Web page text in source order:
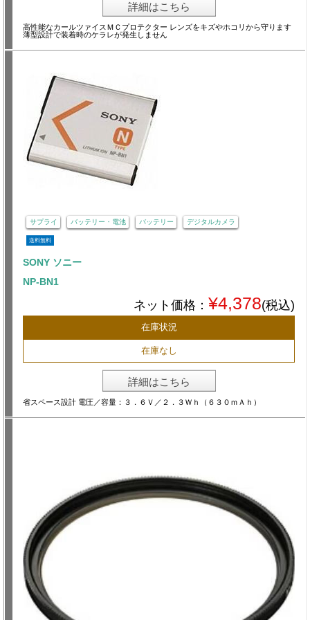
詳細はこちら
高性能なカールツァイスＭＣプロテクター レンズをキズやホコリから守ります
薄型設計で装着時のケラレが発生しません
サプライ バッテリー・電池 バッテリー デジタルカメラ
送料無料
SONY ソニー
NP-BN1
ネット価格： ¥4,378(税込)
在庫状況
在庫なし
詳細はこちら
省スペース設計 電圧／容量：３．６Ｖ／２．３Ｗｈ（６３０ｍＡｈ）